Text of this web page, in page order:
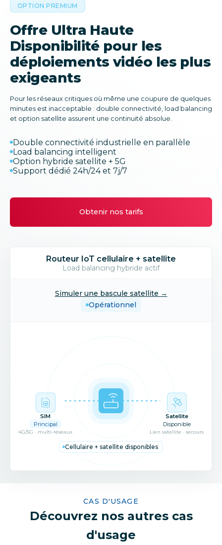
OPTION PREMIUM
Offre Ultra Haute
Disponibilité pour les
déploiements vidéo les plus
exigeants
Pour les réseaux critiques où même une coupure de quelques
minutes est inacceptable : double connectivité, load balancing
et option satellite assurent une continuité absolue.
Double connectivité industrielle en parallèle
Load balancing intelligent
Option hybride satellite + 5G
Support dédié 24h/24 et 7j/7
Obtenir nos tarifs
Routeur IoT cellulaire + satellite
Load balancing hybride actif
Simuler une bascule satellite →
Opérationnel
Cellulaire + satellite disponibles
SIM
Principal
4G/5G · multi-réseaux
Satellite
Disponible
Lien satellite · secours
CAS D'USAGE
Découvrez nos autres cas
d'usage